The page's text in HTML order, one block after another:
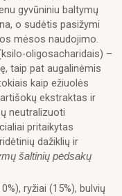
gyvūniniu baltymų
o sudėtis pasižymi
mėsos naudojimo.
oligosacharidais) –
taip pat augalinėmis
kaip ežiuolės
ekstraktas ir
neutralizuoti
pritaikytas
dažiklių ir
šaltinių pėdsakų
ryžiai (15%), bulvių